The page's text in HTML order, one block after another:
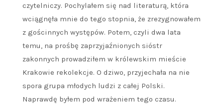
czytelniczy. Pochylałem się nad literaturą, która
wciągnęła mnie do tego stopnia, że zrezygnowałem
z gościnnych występów. Potem, czyli dwa lata
temu, na prośbę zaprzyjaźnionych sióstr
zakonnych prowadziłem w królewskim mieście
Krakowie rekolekcje. O dziwo, przyjechała na nie
spora grupa młodych ludzi z całej Polski.
Naprawdę byłem pod wrażeniem tego czasu.